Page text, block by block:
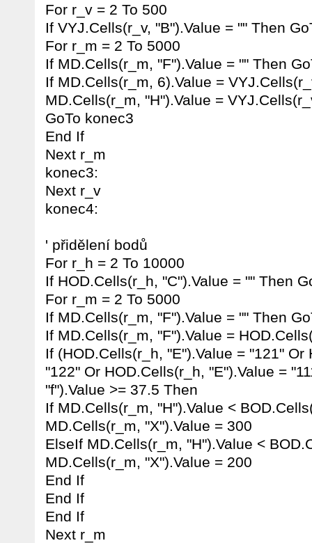
For r_v = 2 To 500
If VYJ.Cells(r_v, "B").Value = "" Then
For r_m = 2 To 5000
If MD.Cells(r_m, "F").Value = "" Then
If MD.Cells(r_m, 6).Value =
MD.Cells(r_m, "H").Value =
GoTo konec3
End If
Next r_m
konec3:
Next r_v
konec4:
' přidělení bodů
For r_h = 2 To 10000
If HOD.Cells(r_h, "C").Value = "" Then
For r_m = 2 To 5000
If MD.Cells(r_m, "F").Value = "" Then
If MD.Cells(r_m, "F").Value =
If (HOD.Cells(r_h, "E").Value = "121"
"122" Or HOD.Cells(r_h, "E").Value =
"f").Value >= 37.5 Then
If MD.Cells(r_m, "H").Value <
MD.Cells(r_m, "X").Value = 300
ElseIf MD.Cells(r_m, "H").Value <
MD.Cells(r_m, "X").Value = 200
End If
End If
End If
Next r_m